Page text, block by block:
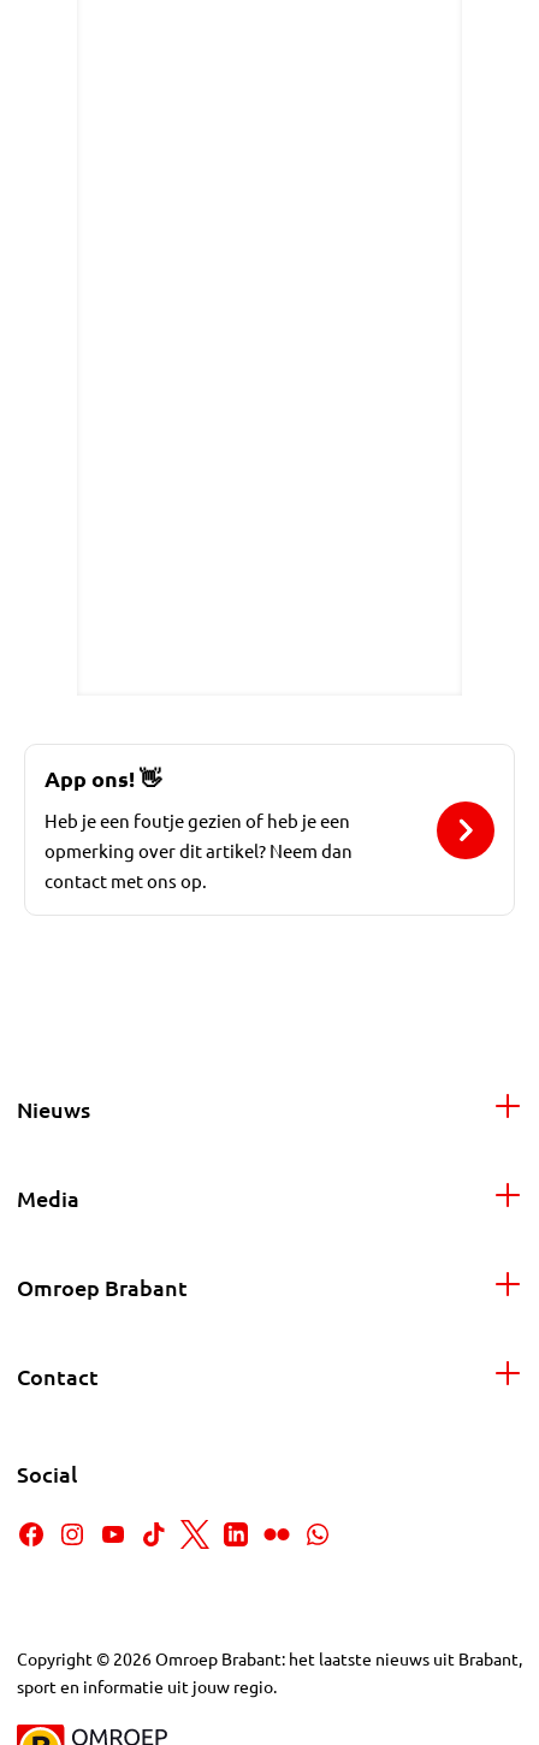
App ons!👋
Heb je een foutje gezien of heb je een
opmerking over dit artikel? Neem dan
contact met ons op.
Nieuws
Media
Omroep Brabant
Contact
Social
Copyright © 2026Omroep Brabant: het laatste nieuws uit Brabant,
sport en informatie uit jouw regio.